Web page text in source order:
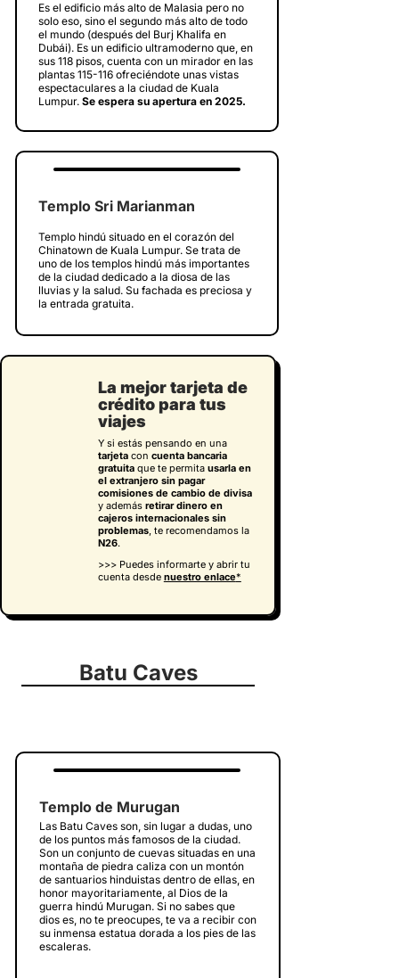
Es el edificio más alto de Malasia pero no
solo eso, sino el segundo más alto de todo
el mundo (después del Burj Khalifa en
Dubái). Es un edificio ultramoderno que, en
sus 118 pisos, cuenta con un mirador en las
plantas 115-116 ofreciéndote unas vistas
espectaculares a la ciudad de Kuala
Lumpur. Se espera su apertura en 2025.
Templo Sri Marianman
Templo hindú situado en el corazón del
Chinatown de Kuala Lumpur. Se trata de
uno de los templos hindú más importantes
de la ciudad dedicado a la diosa de las
lluvias y la salud. Su fachada es preciosa y
la entrada gratuita.
La mejor tarjeta de
crédito para tus
viajes
Y si estás pensando en una
tarjetacon cuenta bancaria
gratuitaque te permita usarla en
el extranjero sin pagar
comisiones de cambio de divisa
y además retirar dinero en
cajeros internacionales sin
problemas, te recomendamos la
N26.
>>> Puedes informarte y abrir tu
cuenta desde nuestro enlace*
Batu Caves
Templo de Murugan
Las Batu Caves son, sin lugar a dudas, uno
de los puntos más famosos de la ciudad.
Son un conjunto de cuevas situadas en una
montaña de piedra caliza con un montón
de santuarios hinduistas dentro de ellas, en
honor mayoritariamente, al Dios de la
guerra hindú Murugan. Si no sabes que
dios es, no te preocupes, te va a recibir con
su inmensa estatua dorada a los pies de las
escaleras.